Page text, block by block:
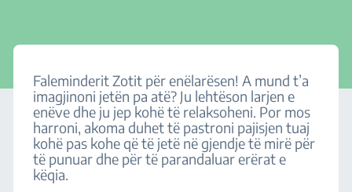
Faleminderit Zotit për enëlarësen! A mund t’a
imagjinoni jetën pa atë? Ju lehtëson larjen e
enëve dhe ju jep kohë të relaksoheni. Por mos
harroni, akoma duhet të pastroni pajisjen tuaj
kohë pas kohe që të jetë në gjendje të mirë për
të punuar dhe për të parandaluar erërat e
këqia.